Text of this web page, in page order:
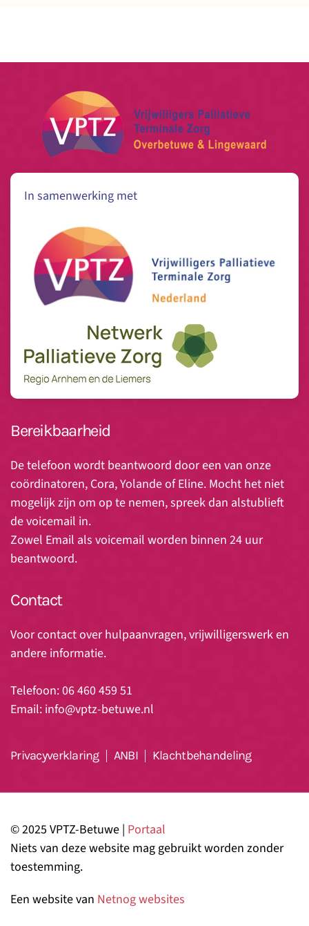
In samenwerking met
Bereikbaarheid
De telefoon wordt beantwoord door een van onze
coördinatoren, Cora, Yolande of Eline. Mocht het niet
mogelijk zijn om op te nemen, spreek dan alstublieft
de voicemail in.
Zowel Email als voicemail worden binnen 24 uur
beantwoord.
Contact
Voor contact over hulpaanvragen, vrijwilligerswerk en
andere informatie.
Telefoon: 06 460 459 51
Email: info@vptz-betuwe.nl
Privacyverklaring ANBI Klachtbehandeling
© 2025 VPTZ-Betuwe | Portaal
Niets van deze website mag gebruikt worden zonder
toestemming.
Een website van Netnog websites